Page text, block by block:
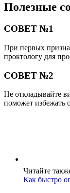
Полезные
СОВЕТ №1
При первых
проктологу для
СОВЕТ №2
Не откладывайте
поможет избежать
Читайте
Как быстро